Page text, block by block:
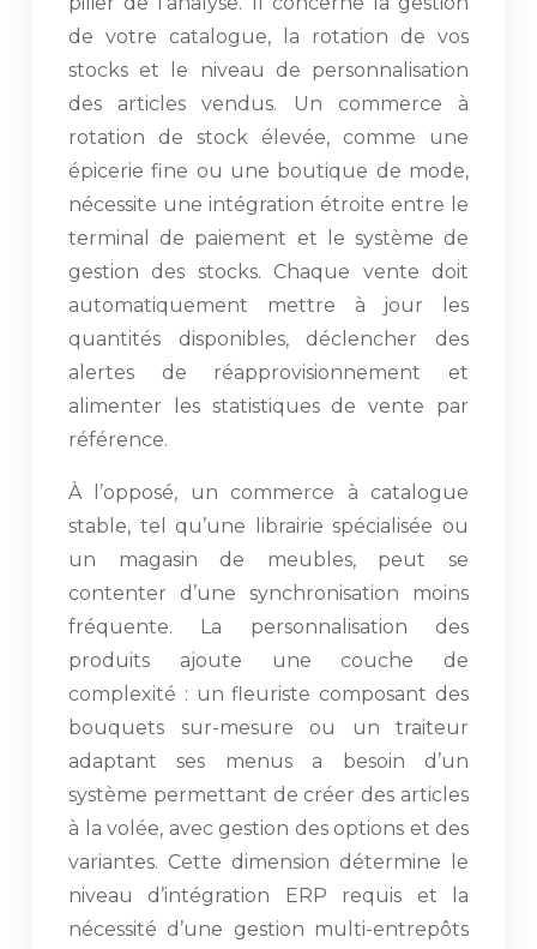
de votre catalogue, la rotation de vos
stocks et le niveau de personnalisation
des articles vendus. Un commerce à
rotation de stock élevée, comme une
épicerie fine ou une boutique de mode,
nécessite une intégration étroite entre le
terminal de paiement et le système de
gestion des stocks. Chaque vente doit
automatiquement mettre à jour les
quantités disponibles, déclencher des
alertes de réapprovisionnement et
alimenter les statistiques de vente par
référence.
À l’opposé, un commerce à catalogue
stable, tel qu’une librairie spécialisée ou
un magasin de meubles, peut se
contenter d’une synchronisation moins
fréquente. La personnalisation des
produits ajoute une couche de
complexité : un fleuriste composant des
bouquets sur-mesure ou un traiteur
adaptant ses menus a besoin d’un
système permettant de créer des articles
à la volée, avec gestion des options et des
variantes. Cette dimension détermine le
niveau d’intégration ERP requis et la
nécessité d’une gestion multi-entrepôts